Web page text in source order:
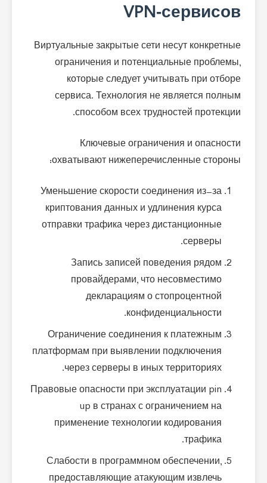
VPN‑сервисов
Виртуальные закрытые сети несут конкретные
ограничения и потенциальные проблемы,
которые следует учитывать при отборе
сервиса. Технология не является полным
способом всех трудностей протекции.
Ключевые ограничения и опасности
охватывают нижеперечисленные стороны:
Уменьшение скорости соединения из-за
криптования данных и удлинения курса
отправки трафика через дистанционные
серверы.
Запись записей поведения рядом
провайдерами, что несовместимо
декларациям о стопроцентной
конфиденциальности.
Ограничение соединения к платежным
платформам при выявлении подключения
через серверы в иных территориях.
Правовые опасности при эксплуатации pin
up в странах с ограничением на
применение технологии кодирования
трафика.
Слабости в программном обеспечении,
предоставляющие атакующим извлечь